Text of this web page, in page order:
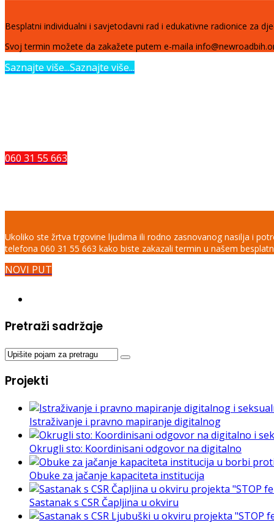
Besplatni individualni i savjetodavni rad i edukativne radionice za
Svoj termin možete da zakažete putem e-maila
Saznajte više...Saznajte više...
060 31 55 663
Ukoliko ste žrtva trgovine ljudima ili rodno zasnovanog nasilja i
telefona 060 31 55 663 kako biste zakazali termin u našem
NOVI PUT
Pretraži sadržaje
Projekti
Istraživanje i pravno mapiranje digitalnog
Okrugli sto: Koordinisani odgovor na digitalno
Obuke za jačanje kapaciteta institucija
Sastanak s CSR Čapljina u okviru